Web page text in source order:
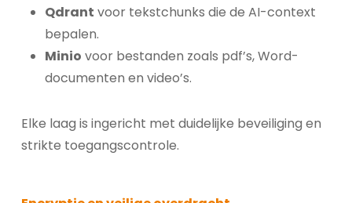
Qdrant voor tekstchunks die de AI-context
bepalen.
Minio voor bestanden zoals pdf’s, Word-
documenten en video’s.
Elke laag is ingericht met duidelijke beveiliging en
strikte toegangscontrole.